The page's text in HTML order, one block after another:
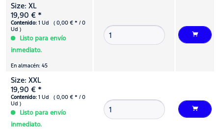
Size: XL
19,90 € *
Contenido: 1 Ud ( 0,00 € * / 0
Ud )
Listo para envío
inmediato.
En almacén: 45
Size: XXL
19,90 € *
Contenido: 1 Ud ( 0,00 € * / 0
Ud )
Listo para envío
inmediato.